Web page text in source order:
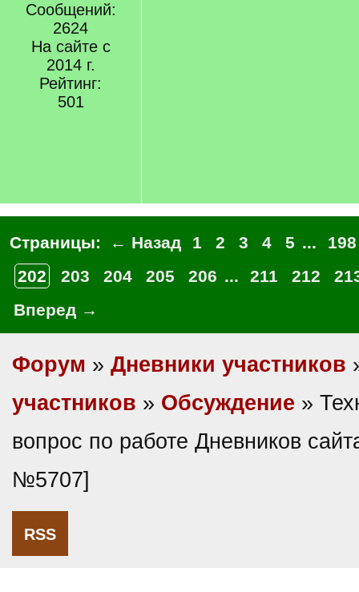
Сообщений:
2624
На сайте с
2014 г.
Рейтинг:
501
Страницы: ← Назад 1 2 3 4 5 ...
198
202
203 204 205 206 ... 211 212
Вперед →
Форум » Дневники участников
участников » Обсуждение »
вопрос по работе Дневников
№5707]
RSS